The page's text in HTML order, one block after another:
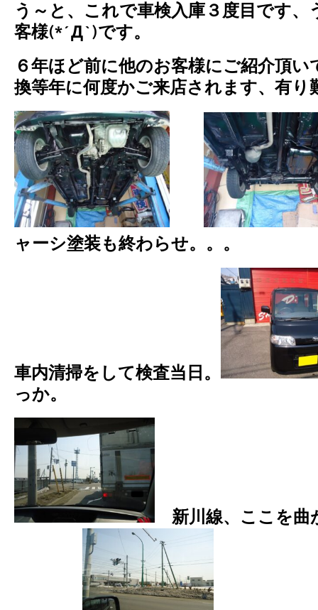
う～と、これで車検入庫３度目です
客様(*´Д`)です。
６年ほど前に他のお客様にご紹介頂
換等年に何度かご来店されます、有
ャーシ塗装も終わらせ。。。
車内清掃をして検査当日。
っか。
新川線、ここを曲